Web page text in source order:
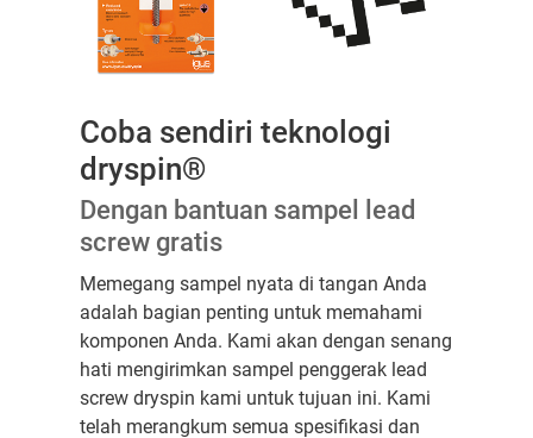
Coba sendiri teknologi
dryspin®
Dengan bantuan sampel lead
screw gratis
Memegang sampel nyata di tangan Anda
adalah bagian penting untuk memahami
komponen Anda. Kami akan dengan senang
hati mengirimkan sampel penggerak lead
screw dryspin kami untuk tujuan ini. Kami
telah merangkum semua spesifikasi dan